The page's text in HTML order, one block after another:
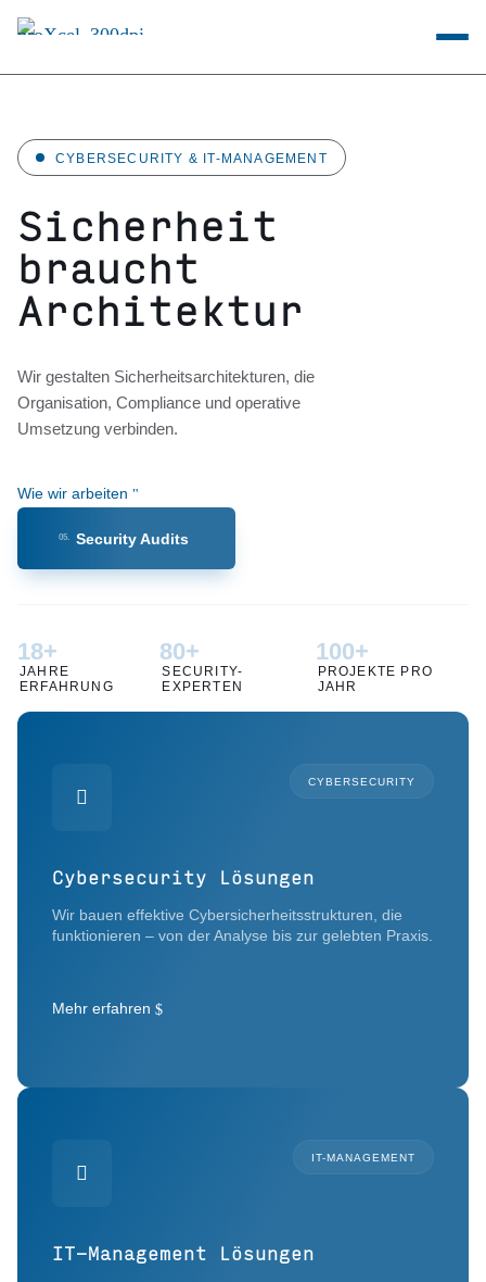
CYBERSECURITY & IT-MANAGEMENT
Sicherheit
braucht
Architektur
Wir gestalten Sicherheitsarchitekturen, die
Organisation, Compliance und operative
Umsetzung verbinden.
06. ISMS
Wie wir arbeiten
18+
JAHRE
ERFAHRUNG
80+
SECURITY-
EXPERTEN
100+
PROJEKTE PRO
JAHR

CYBERSECURITY
Cybersecurity Lösungen
Wir bauen effektive Cybersicherheitsstrukturen, die
funktionieren – von der Analyse bis zur gelebten Praxis.
Mehr erfahren

IT-MANAGEMENT
IT-Management Lösungen